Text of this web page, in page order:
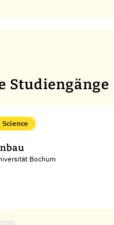
Studiengänge
Bochum